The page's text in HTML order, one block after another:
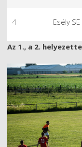
4 Esély SE
Az 1., a 2.